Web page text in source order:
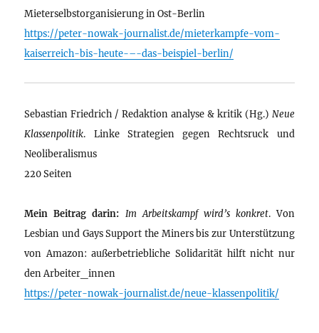
Mieterselbstorganisierung in Ost-Berlin
https://peter-nowak-journalist.de/mieterkampfe-vom-
kaiserreich-bis-heute-–-das-beispiel-berlin/
Sebastian Friedrich / Redaktion analyse & kritik (Hg.) Neue
Klassenpolitik. Linke Strategien gegen Rechtsruck und
Neoliberalismus
220 Seiten
Mein Beitrag darin: Im Arbeitskampf wird’s konkret. Von
Lesbian und Gays Support the Miners bis zur Unterstützung
von Amazon: außerbetriebliche Solidarität hilft nicht nur
den Arbeiter_innen
https://peter-nowak-journalist.de/neue-klassenpolitik/